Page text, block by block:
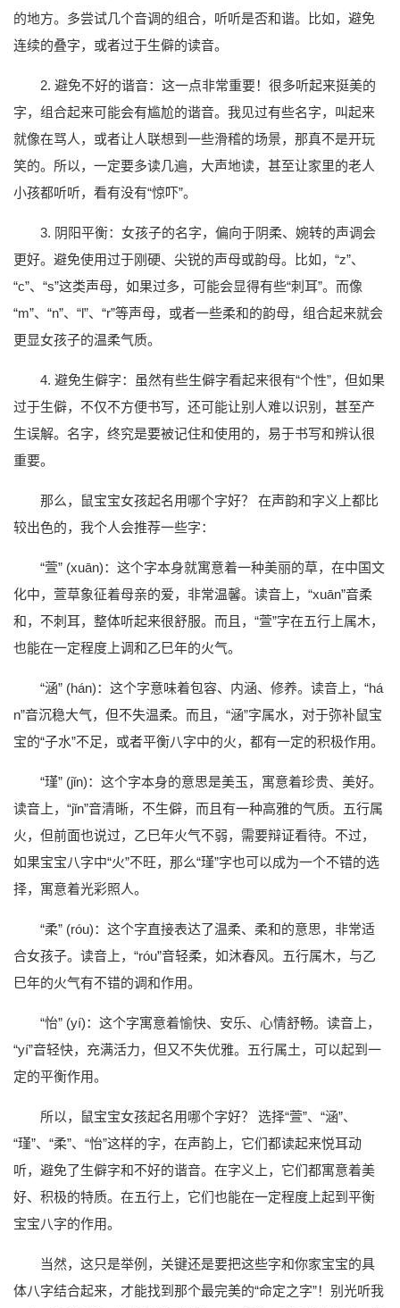
的地方。多尝试几个音调的组合，听听是否和谐。比如，避免
连续的叠字，或者过于生僻的读音。
2. 避免不好的谐音：这一点非常重要！很多听起来挺美的
字，组合起来可能会有尴尬的谐音。我见过有些名字，叫起来
就像在骂人，或者让人联想到一些滑稽的场景，那真不是开玩
笑的。所以，一定要多读几遍，大声地读，甚至让家里的老人
小孩都听听，看有没有“惊吓”。
3. 阴阳平衡：女孩子的名字，偏向于阴柔、婉转的声调会
更好。避免使用过于刚硬、尖锐的声母或韵母。比如，“z”、
“c”、“s”这类声母，如果过多，可能会显得有些“刺耳”。而像
“m”、“n”、“l”、“r”等声母，或者一些柔和的韵母，组合起来就会
更显女孩子的温柔气质。
4. 避免生僻字：虽然有些生僻字看起来很有“个性”，但如果
过于生僻，不仅不方便书写，还可能让别人难以识别，甚至产
生误解。名字，终究是要被记住和使用的，易于书写和辨认很
重要。
那么，鼠宝宝女孩起名用哪个字好？ 在声韵和字义上都比
较出色的，我个人会推荐一些字：
“萱” (xuān)：这个字本身就寓意着一种美丽的草，在中国文
化中，萱草象征着母亲的爱，非常温馨。读音上，“xuān”音柔
和，不刺耳，整体听起来很舒服。而且，“萱”字在五行上属木，
也能在一定程度上调和乙巳年的火气。
“涵” (hán)：这个字意味着包容、内涵、修养。读音上，“há
n”音沉稳大气，但不失温柔。而且，“涵”字属水，对于弥补鼠宝
宝的“子水”不足，或者平衡八字中的火，都有一定的积极作用。
“瑾” (jǐn)：这个字本身的意思是美玉，寓意着珍贵、美好。
读音上，“jǐn”音清晰，不生僻，而且有一种高雅的气质。五行属
火，但前面也说过，乙巳年火气不弱，需要辩证看待。不过，
如果宝宝八字中“火”不旺，那么“瑾”字也可以成为一个不错的选
择，寓意着光彩照人。
“柔” (róu)：这个字直接表达了温柔、柔和的意思，非常适
合女孩子。读音上，“róu”音轻柔，如沐春风。五行属木，与乙
巳年的火气有不错的调和作用。
“怡” (yí)：这个字寓意着愉快、安乐、心情舒畅。读音上，
“yí”音轻快，充满活力，但又不失优雅。五行属土，可以起到一
定的平衡作用。
所以，鼠宝宝女孩起名用哪个字好？ 选择“萱”、“涵”、
“瑾”、“柔”、“怡”这样的字，在声韵上，它们都读起来悦耳动
听，避免了生僻字和不好的谐音。在字义上，它们都寓意着美
好、积极的特质。在五行上，它们也能在一定程度上起到平衡
宝宝八字的作用。
当然，这只是举例，关键还是要把这些字和你家宝宝的具
体八字结合起来，才能找到那个最完美的“命定之字”！别光听我